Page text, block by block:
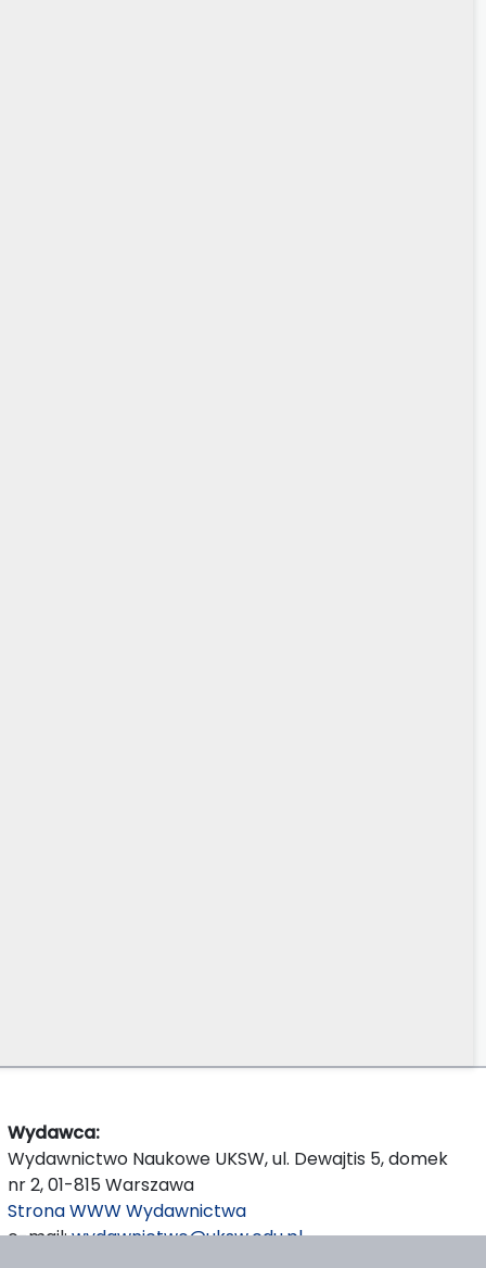
Wydawca:
Wydawnictwo Naukowe UKSW, ul. Dewajtis 5, domek
nr 2, 01-815 Warszawa
Strona WWW Wydawnictwa
e-mail:wydawnictwo@uksw.edu.pl